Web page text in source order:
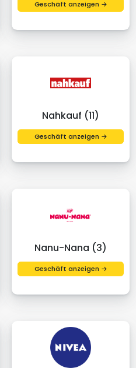
Geschäft anzeigen →
Nahkauf (11)
Geschäft anzeigen →
Nanu-Nana (3)
Geschäft anzeigen →